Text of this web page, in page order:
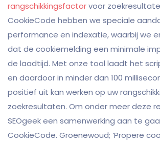
rangschikkingsfactorvoor
CookieCode hebben we speciale
performance en indexatie, waarbij we
dat de cookiemelding een minimale
de laadtijd. Met onze tool laadt het
en daardoor in minder dan 100
positief uit kan werken op uw
zoekresultaten. Om onder meer deze
SEOgeek een samenwerking aan te
CookieCode. Groenewoud; ‘Propere